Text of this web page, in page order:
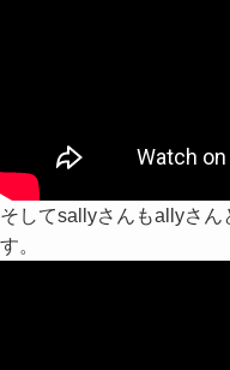
そしてsallyさんもallyさん
す。